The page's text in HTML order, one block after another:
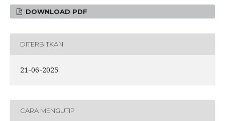
DOWNLOAD PDF
DITERBITKAN
21-06-2025
CARA MENGUTIP